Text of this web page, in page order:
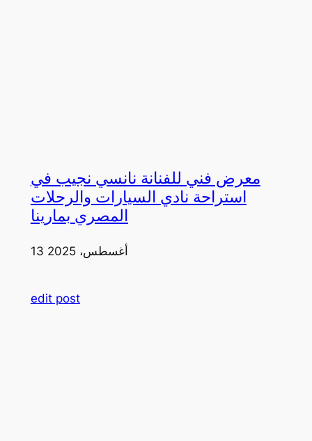
معرض فني للفنانة نانسي نجيب في
استراحة نادي السيارات والرحلات
المصري بمارينا
13 أغسطس، 2025
edit post